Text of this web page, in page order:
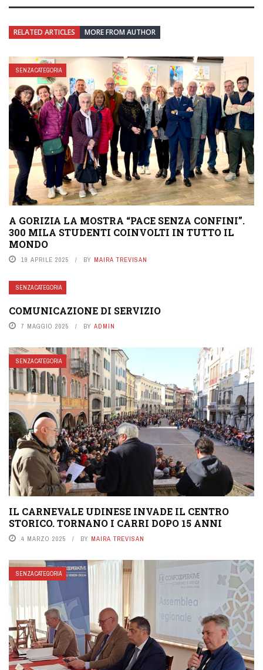
RELATED ARTICLES MORE FROM AUTHOR
SENZA CATEGORIA
A GORIZIA LA MOSTRA “PACE SENZA CONFINI”.
300 MILA STUDENTI COINVOLTI IN TUTTO IL
MONDO
19 APRILE 2025 BY MAIRA TREVISAN
SENZA CATEGORIA
COMUNICAZIONE DI SERVIZIO
7 MAGGIO 2025 BY ADMIN
SENZA CATEGORIA
IL CARNEVALE UDINESE INVADE IL CENTRO
STORICO. TORNANO I CARRI DOPO 15 ANNI
4 MARZO 2025 BY MAIRA TREVISAN
SENZA CATEGORIA